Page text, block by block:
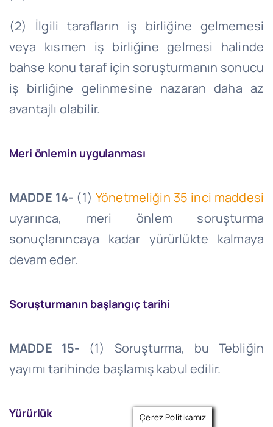
(2) İlgili tarafların iş birliğine gelmemesi
veya kısmen iş birliğine gelmesi halinde
bahse konu taraf için soruşturmanın sonucu
iş birliğine gelinmesine nazaran daha az
avantajlı olabilir.
Meri önlemin uygulanması
MADDE 14- (1) Yönetmeliğin 35 inci maddesi
uyarınca, meri önlem soruşturma
sonuçlanıncaya kadar yürürlükte kalmaya
devam eder.
Soruşturmanın başlangıç tarihi
MADDE 15- (1) Soruşturma, bu Tebliğin
yayımı tarihinde başlamış kabul edilir.
Yürürlük Çerez Politikamız